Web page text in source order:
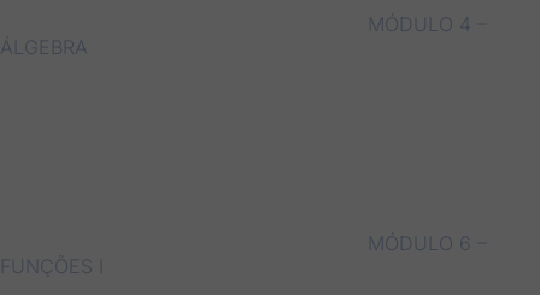
MÓDULO 4 –
ÁLGEBRA
MÓDULO 6 –
FUNÇÕES I